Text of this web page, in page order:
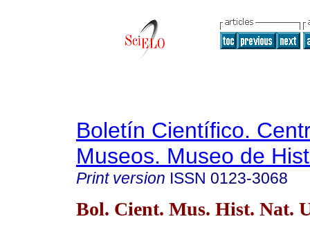
Boletín Científico.
Museos. Museo de
Print version ISSN 0123-3068
Bol. Cient. Mus. Hist. Nat.